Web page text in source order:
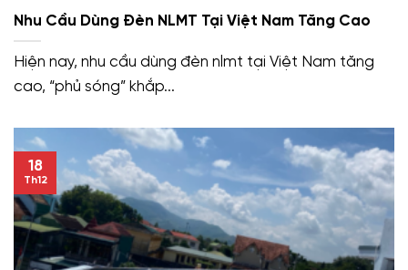
Nhu Cầu Dùng Đèn NLMT Tại Việt Nam Tăng Cao
Hiện nay, nhu cầu dùng đèn nlmt tại Việt Nam tăng
cao, “phủ sóng” khắp...
18
Th12